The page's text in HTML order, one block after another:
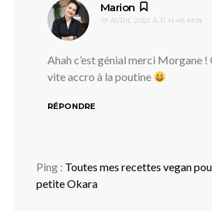
Marion
19 AVRIL 2021 À 11 H 48 MIN
Ahah c’est génial merci Morgane
vite accro à la poutine
RÉPONDRE
Ping : Toutes mes recettes vegan
petite Okara